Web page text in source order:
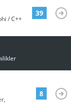
/ C++
39
8